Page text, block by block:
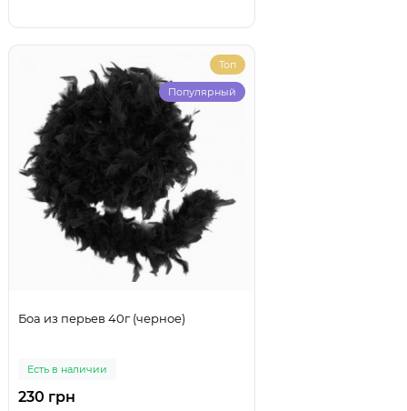
Топ
Популярный
Боа из перьев 40г (черное)
Есть в наличии
230 грн